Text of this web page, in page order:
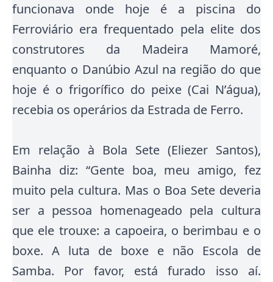
funcionava onde hoje é a piscina do
Ferroviário era frequentado pela elite dos
construtores da Madeira Mamoré,
enquanto o Danúbio Azul na região do que
hoje é o frigorífico do peixe (Cai N’água),
recebia os operários da Estrada de Ferro.
Em relação à Bola Sete (Eliezer Santos),
Bainha diz: “Gente boa, meu amigo, fez
muito pela cultura. Mas o Boa Sete deveria
ser a pessoa homenageado pela cultura
que ele trouxe: a capoeira, o berimbau e o
boxe. A luta de boxe e não Escola de
Samba. Por favor, está furado isso aí.